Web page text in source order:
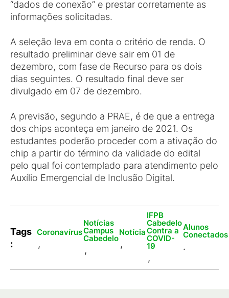
“dados de conexão” e prestar corretamente as
informações solicitadas.
A seleção leva em conta o critério de renda. O
resultado preliminar deve sair em 01 de
dezembro, com fase de Recurso para os dois
dias seguintes. O resultado final deve ser
divulgado em 07 de dezembro.
A previsão, segundo a PRAE, é de que a entrega
dos chips aconteça em janeiro de 2021. Os
estudantes poderão proceder com a ativação do
chip a partir do término da validade do edital
pelo qual foi contemplado para atendimento pelo
Auxílio Emergencial de Inclusão Digital.
Tags
:
Coronavírus
,
Notícias
Campus
Cabedelo
,
Notícia
,
IFPB
Cabedelo
Contra a
COVID-
19
,
Alunos
Conectados
.